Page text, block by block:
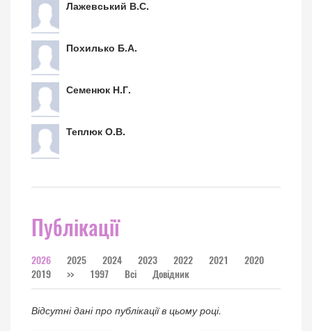
Лажевський В.С.
Похилько Б.А.
Семенюк Н.Г.
Теплюк О.В.
Публікації
2026 2025 2024 2023 2022 2021
2020
2019
>> 1997 Всі Довідник
Відсутні дані про публікації в цьому році.